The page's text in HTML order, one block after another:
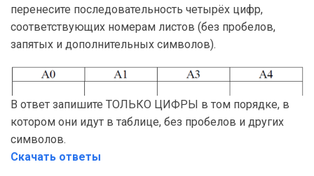
перенесите последовательность четырёх цифр,
соответствующих номерам листов (без пробелов,
запятых и дополнительных символов).
В ответ запишите ТОЛЬКО ЦИФРЫ в том порядке, в
котором они идут в таблице, без пробелов и других
символов.
Скачать ответы